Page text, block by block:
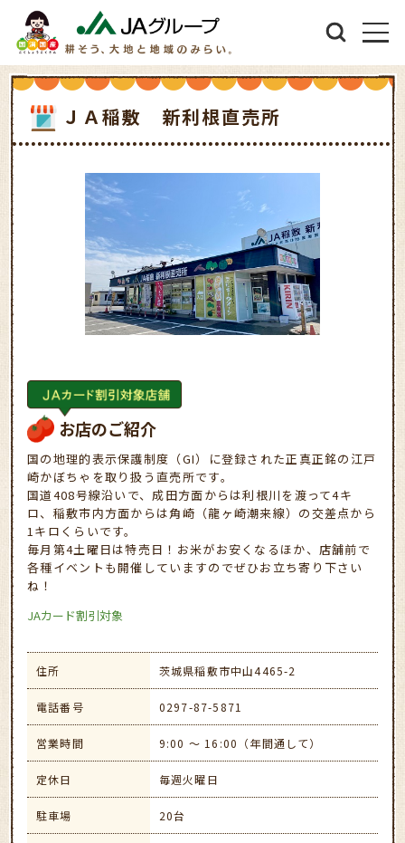
ＪＡ稲敷 新利根直売所
お店のご紹介
国の地理的表示保護制度（GI）に登録された正真正銘の江戸
崎かぼちゃを取り扱う直売所です。
国道408号線沿いで、成田方面からは利根川を渡って4キ
ロ、稲敷市内方面からは角崎（龍ヶ崎潮来線）の交差点から
1キロくらいです。
毎月第4土曜日は特売日！お米がお安くなるほか、店舗前で
各種イベントも開催していますのでぜひお立ち寄り下さい
ね！
JAカード割引対象
住所 茨城県稲敷市中山4465-2
電話番号 0297-87-5871
営業時間 9:00 ～ 16:00（年間通して）
定休日 毎週火曜日
駐車場 20台